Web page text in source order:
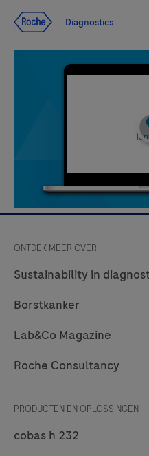
Diagnostics
ONTDEK MEER OVER
Sustainability in
Borstkanker
Lab&Co Magazine
Roche Consultancy
PRODUCTEN EN OPLOSSINGEN
cobas h 232